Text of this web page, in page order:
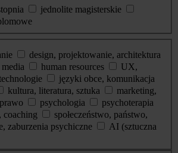
jednolite magisterskie
design, projektowanie, architektura
human resources
UX,
języki obce, komunikacja
kultura, literatura, sztuka
marketing,
prawo psychologia
psychoterapia
coaching
społeczeństwo, państwo,
zaburzenia psychiczne
AI (sztuczna